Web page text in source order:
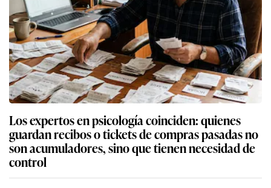
Los expertos en psicología coinciden: quienes
guardan recibos o tickets de compras pasadas no
son acumuladores, sino que tienen necesidad de
control